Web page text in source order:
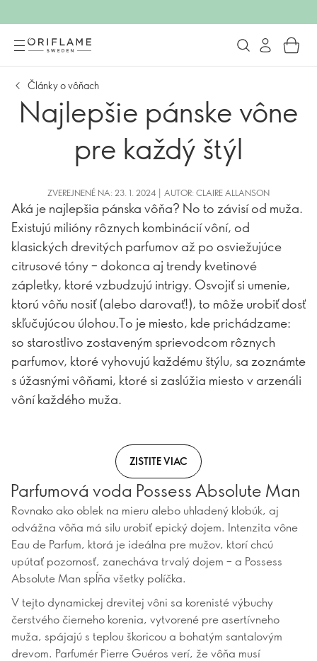
Články o vôňach
Najlepšie pánske vône
pre každý štýl
ZVEREJNENÉ NA: 23. 1. 2024 | AUTOR: CLAIRE ALLANSON
Aká je najlepšia pánska vôňa? No to závisí od muža.
Existujú milióny rôznych kombinácií vôní, od
klasických drevitých parfumov až po osviežujúce
citrusové tóny – dokonca aj trendy kvetinové
zápletky, ktoré vzbudzujú intrigy. Osvojiť si umenie,
ktorú vôňu nosiť (alebo darovať!), to môže urobiť dosť
skľučujúcou úlohou.To je miesto, kde prichádzame:
so starostlivo zostaveným sprievodcom rôznych
parfumov, ktoré vyhovujú každému štýlu, sa zoznámte
s úžasnými vôňami, ktoré si zaslúžia miesto v arzenáli
vôní každého muža.
ZISTITE VIAC
Parfumová voda Possess Absolute Man
Rovnako ako oblek na mieru alebo uhladený klobúk, aj
odvážna vôňa má silu urobiť epický dojem. Intenzita vône
Eau de Parfum, ktorá je ideálna pre mužov, ktorí chcú
upútať pozornosť, zanecháva trvalý dojem – a Possess
Absolute Man spĺňa všetky políčka.
V tejto dynamickej drevitej vôni sa korenisté výbuchy
čerstvého čierneho korenia, vytvorené pre asertívneho
muža, spájajú s teplou škoricou a bohatým santalovým
drevom. Parfumér Pierre Guéros verí, že vôňa musí